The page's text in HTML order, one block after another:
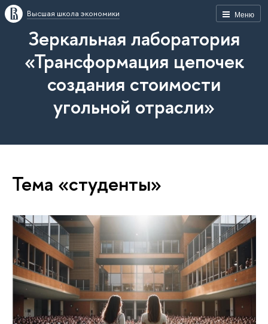
Меню
Высшая школа экономики
Зеркальная лаборатория
«Трансформация цепочек
создания стоимости
угольной отрасли»
Тема «студенты»